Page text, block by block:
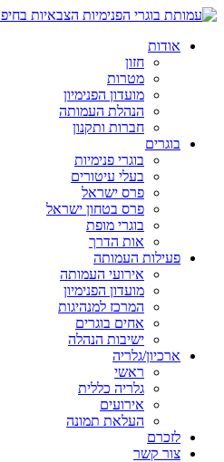
אודות
חזון
מטרות
מועדון הפנימיון
הנהלת העמותה
חברות ותקנון
בוגרים
בוגרי פנימיות
בעלי עיטורים
פרס ישראל
פרס בטחון ישראל
בוגרי מופת
אות הדרך
פעילות העמותה
אירועי העמותה
מועדון הפנימיון
המרכז למנהיגות
אחים בוגרים
ישיבות הנהלה
ארכיון/גלריה
ראשי
גלריה כללית
אירועים
העלאת תמונה
לזכרם
צור קשר